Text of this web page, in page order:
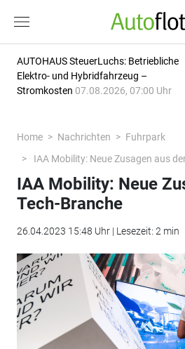
AUTOHAUS SteuerLuchs: Betriebliche
Elektro- und Hybridfahrzeug –
Stromkosten 07.08.2026, 07:00 Uhr
Home Nachrichten
Fuhrpark
IAA Mobility: Neue Zusagen aus
IAA Mobility: Neue
Tech-Branche
26.04.2023 15:48 Uhr | Lesezeit: 2 min